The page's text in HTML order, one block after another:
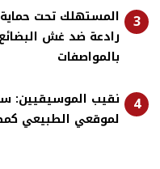
3
المستهلك تحت
رادعة ضد غش
بالمواصفات
4
نقيب الموسيقيين:
لموقعي الطبيعي